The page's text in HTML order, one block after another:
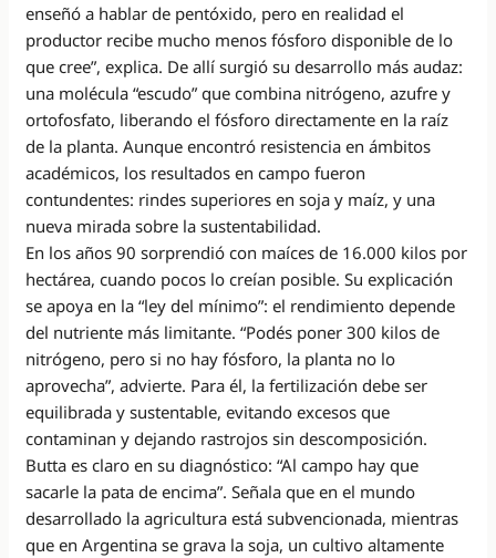
enseñó a hablar de pentóxido, pero en realidad el
productor recibe mucho menos fósforo disponible de lo
que cree”, explica. De allí surgió su desarrollo más audaz:
una molécula “escudo” que combina nitrógeno, azufre y
ortofosfato, liberando el fósforo directamente en la raíz
de la planta. Aunque encontró resistencia en ámbitos
académicos, los resultados en campo fueron
contundentes: rindes superiores en soja y maíz, y una
nueva mirada sobre la sustentabilidad.
En los años 90 sorprendió con maíces de 16.000 kilos por
hectárea, cuando pocos lo creían posible. Su explicación
se apoya en la “ley del mínimo”: el rendimiento depende
del nutriente más limitante. “Podés poner 300 kilos de
nitrógeno, pero si no hay fósforo, la planta no lo
aprovecha”, advierte. Para él, la fertilización debe ser
equilibrada y sustentable, evitando excesos que
contaminan y dejando rastrojos sin descomposición.
Butta es claro en su diagnóstico: “Al campo hay que
sacarle la pata de encima”. Señala que en el mundo
desarrollado la agricultura está subvencionada, mientras
que en Argentina se grava la soja, un cultivo altamente